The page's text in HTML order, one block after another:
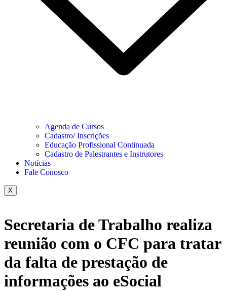
Agenda de Cursos
Cadastro/ Inscrições
Educação Profissional Continuada
Cadastro de Palestrantes e Instrutores
Notícias
Fale Conosco
X
Secretaria de Trabalho realiza
reunião com o CFC para tratar
da falta de prestação de
informações ao eSocial